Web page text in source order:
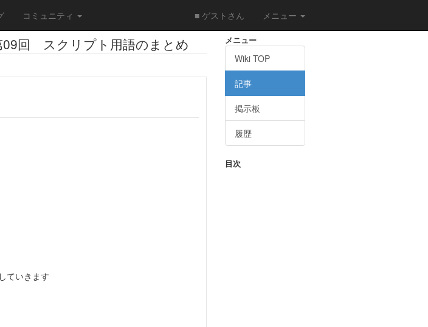
コミュニティ ■ ゲストさん メニュー
回 スクリプト用語のまとめ
ていきます
メニュー
Wiki TOP
記事
掲示板
履歴
目次